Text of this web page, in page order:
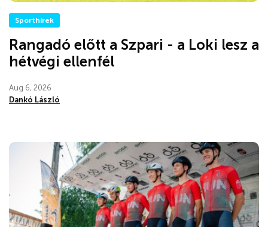
Sporthírek
Rangadó előtt a Szpari - a Loki lesz a
hétvégi ellenfél
Aug 6, 2026
Dankó László